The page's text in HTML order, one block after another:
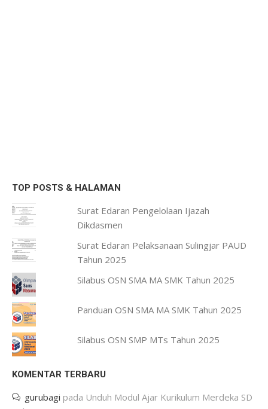
TOP POSTS & HALAMAN
Surat Edaran Pengelolaan Ijazah
Dikdasmen
Surat Edaran Pelaksanaan Sulingjar PAUD
Tahun 2025
Silabus OSN SMA MA SMK Tahun 2025
Panduan OSN SMA MA SMK Tahun 2025
Silabus OSN SMP MTs Tahun 2025
KOMENTAR TERBARU
gurubagi pada Unduh Modul Ajar Kurikulum Merdeka SD